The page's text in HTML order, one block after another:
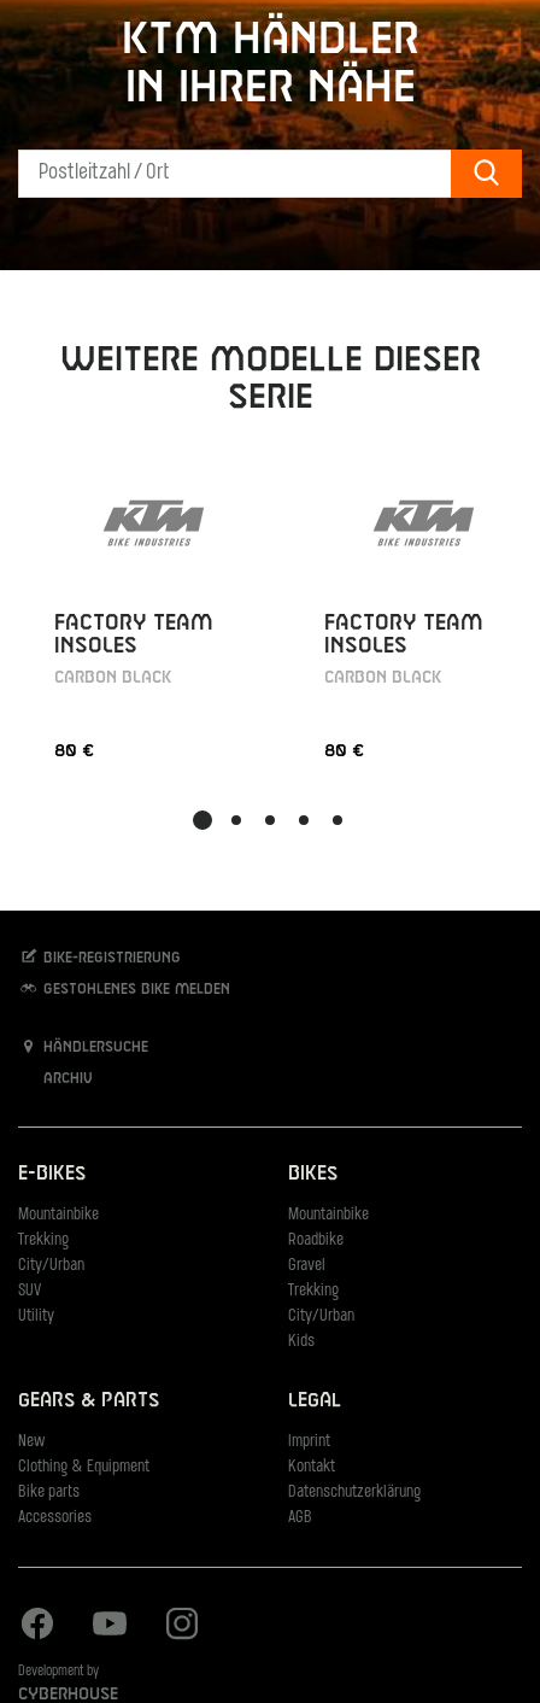
KTM Händler
in Ihrer Nähe
Weitere Modelle dieser
Serie
FACTORY TEAM
INSOLES
CARBON BLACK
80 €
FACTORY TEAM
INSOLES
CARBON BLACK
80 €
Bike-Registrierung
Gestohlenes Bike melden
Händlersuche
Archiv
E-Bikes
Mountainbike
Trekking
City/Urban
SUV
Utility
Bikes
Mountainbike
Roadbike
Gravel
Trekking
City/Urban
Kids
Gears & Parts
New
Clothing & Equipment
Bike parts
Accessories
Legal
Imprint
Kontakt
Datenschutzerklärung
AGB
Facebook Youtube
Development by
Cyberhouse